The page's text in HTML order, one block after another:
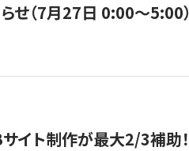
せ（7月27日 0:00〜5:00）
イト制作が最大2/3補助！